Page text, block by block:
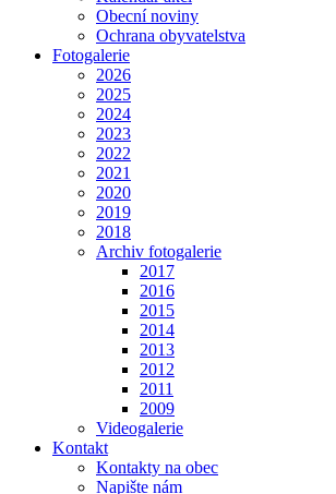
Obecní noviny
Ochrana obyvatelstva
Fotogalerie
2026
2025
2024
2023
2022
2021
2020
2019
2018
Archiv fotogalerie
2017
2016
2015
2014
2013
2012
2011
2009
Videogalerie
Kontakt
Kontakty na obec
Napište nám